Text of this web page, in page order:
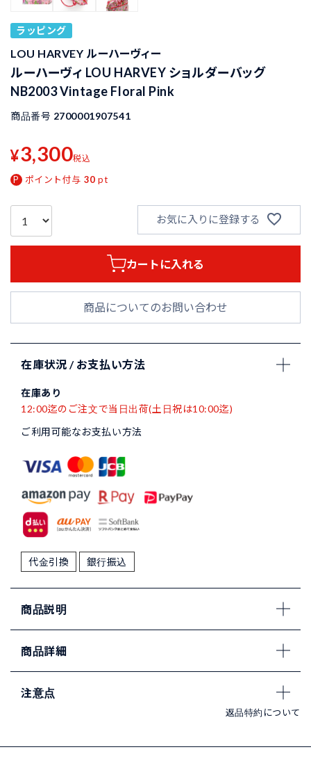
ラッピング
LOU HARVEY ルーハーヴィー
ルーハーヴィ LOU HARVEY ショルダーバッグ
NB2003 Vintage Floral Pink
商品番号 2700001907541
¥3,300税込
ポイント付与 30 pt
お気に入りに登録する
カートに入れる
商品についてのお問い合わせ
在庫状況 / お支払い方法
在庫あり
12:00迄のご注文で当日出荷(土日祝は10:00迄)
ご利用可能なお支払い方法
代金引換 銀行振込
商品説明
商品詳細
注意点
返品特約について